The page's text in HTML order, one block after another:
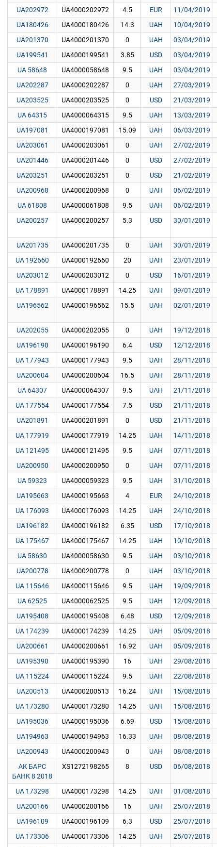
UA202972 UA4000202972 4.5 EUR
11/04/2019
UA180426
UA4000180426 14.3 UAH
10/04/2019
UA201370
UA4000201370 0 UAH
03/04/2019
UA199541
UA4000199541 3.85 USD
03/04/2019
UA 58648
UA4000058648 9.5 UAH
03/04/2019
UA202287
UA4000202287 0 UAH
27/03/2019
UA203525
UA4000203525 0 USD
21/03/2019
UA 64315
UA4000064315 9.5 UAH
13/03/2019
UA197081
UA4000197081 15.09 UAH
06/03/2019
UA203061
UA4000203061 0 UAH
27/02/2019
UA201446
UA4000201446 0 USD
27/02/2019
UA203251
UA4000203251 0 USD
21/02/2019
UA200968
UA4000200968 0 UAH
06/02/2019
UA 61808
UA4000061808 9.5 UAH
06/02/2019
UA200257
UA4000200257 5.3 USD 30/01/2019
UA201735 UA4000201735 0 UAH
30/01/2019
UA 192660
UA4000192660 20 UAH
23/01/2019
UA203012
UA4000203012 0 USD
16/01/2019
UA 178891
UA4000178891 14.25 UAH
09/01/2019
UA196562
UA4000196562 15.5 UAH 02/01/2019
UA202055 UA4000202055 0 UAH
19/12/2018
UA196190
UA4000196190 6.4 USD
12/12/2018
UA 177943
UA4000177943 9.5 UAH
28/11/2018
UA200604
UA4000200604 16.5 UAH
28/11/2018
UA 64307
UA4000064307 9.5 UAH
21/11/2018
UA 177554
UA4000177554 7.5 USD
21/11/2018
UA201891
UA4000201891 0 USD
21/11/2018
UA 177919
UA4000177919 14.25 UAH
14/11/2018
UA 121495
UA4000121495 9.5 UAH
07/11/2018
UA200950
UA4000200950 0 UAH
07/11/2018
UA 59323
UA4000059323 9.5 UAH
31/10/2018
UA195663
UA4000195663 4 EUR
24/10/2018
UA 176093
UA4000176093 14.25 UAH
24/10/2018
UA196182
UA4000196182 6.35 USD
17/10/2018
UA 175467
UA4000175467 14.25 UAH
10/10/2018
UA 58630
UA4000058630 9.5 UAH
03/10/2018
UA200778
UA4000200778 0 UAH
03/10/2018
UA 115646
UA4000115646 9.5 UAH
19/09/2018
UA 62525
UA4000062525 9.5 UAH
12/09/2018
UA195408
UA4000195408 6.48 USD
12/09/2018
UA 174239
UA4000174239 14.25 UAH
05/09/2018
UA200661
UA4000200661 16.92 UAH
05/09/2018
UA195390
UA4000195390 16 UAH
29/08/2018
UA 115224
UA4000115224 9.5 UAH
22/08/2018
UA200513
UA4000200513 16.24 UAH
15/08/2018
UA 173280
UA4000173280 14.25 UAH
15/08/2018
UA195036
UA4000195036 6.69 USD
15/08/2018
UA194963
UA4000194963 16.33 UAH
08/08/2018
UA200943
UA4000200943 0 UAH
08/08/2018
АК БАРС
БАНК 8 2018
XS1272198265 8 USD 06/08/2018
UA 173298 UA4000173298 14.25 UAH
01/08/2018
UA200166
UA4000200166 16 UAH
25/07/2018
UA196109
UA4000196109 6.3 USD
25/07/2018
UA 173306
UA4000173306 14.25 UAH
25/07/2018